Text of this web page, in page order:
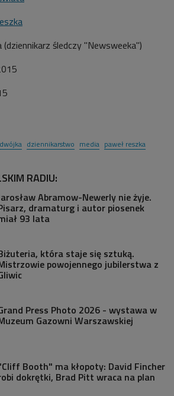
(dziennikarz śledczy "Newsweeka")
dwójka dziennikarstwo media paweł reszka
RADIU:
Abramow-Newerly nie żyje.
dramaturg i autor piosenek
93 lata
która staje się sztuką.
powojennego jubilerstwa z
Press Photo 2026 - wystawa w
Gazowni Warszawskiej
Booth" ma kłopoty: David Fincher
dokrętki, Brad Pitt wraca na plan